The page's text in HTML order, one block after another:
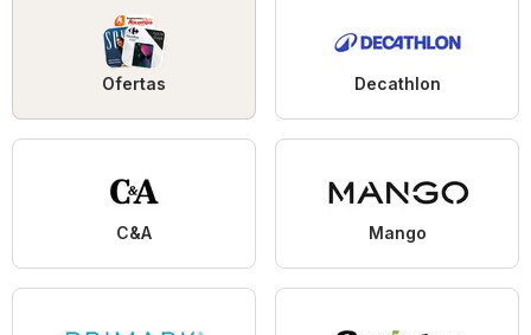
Ofertas Decathlon
C&A Mango